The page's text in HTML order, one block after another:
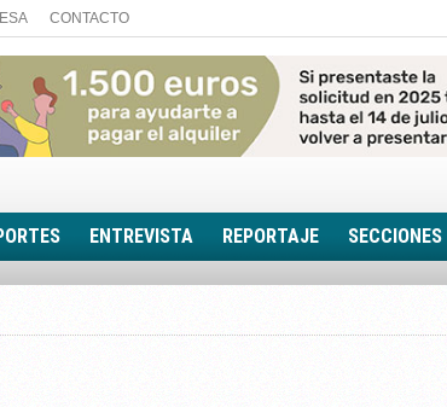
CONTACTO
ENTREVISTA REPORTAJE SECCIONES
FOTONOTICIA